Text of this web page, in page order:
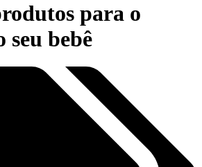
para o
seu bebê